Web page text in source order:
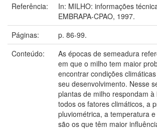
Referência:
In: MILHO: informações
EMBRAPA-CPAO, 1997.
Páginas:
p. 86-99.
Conteúdo:
As épocas de semeadura
em que o milho tem maior
encontrar condições
seu desenvolvimento. Nesse
plantas de milho respondam
todos os fatores climáticos, a
pluviométrica, a temperatura
são os que têm maior